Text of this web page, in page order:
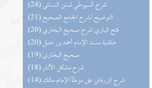
(24) شرح السيوطي لسنن النسائي
(21) التوضيح لشرح الجامع الصحيح
(20) فتح الباري شرح صحيح البخاري
(20) حاشية مسند الإمام أحمد بن حنبل
(19) صحيح البخاري
(18) شرح مشكل الآثار
(14) شرح الزرقاني على موطأ الإمام مالك